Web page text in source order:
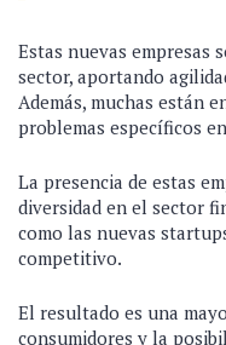
Estas nuevas empresas
sector, aportando
Además, muchas están
problemas específicos
La presencia de estas
diversidad en el sector
como las nuevas
competitivo.
El resultado es una
consumidores y la